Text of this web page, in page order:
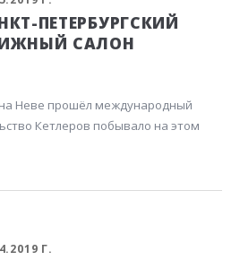
ПЕТЕРБУРГСКИЙ
САЛОН
Неве прошёл международный
Кетлеров побывало на этом
Г.